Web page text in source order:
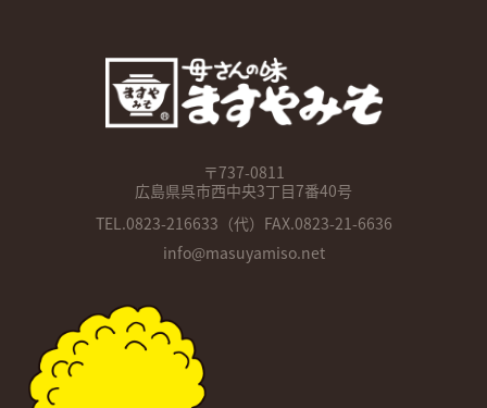
〒737-0811
広島県呉市西中央3丁目7番40号
TEL.0823-216633 （代）FAX.0823-21-6636
info@masuyamiso.net